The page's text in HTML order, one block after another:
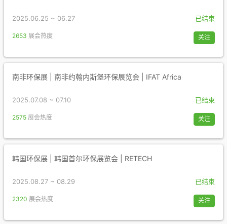
2025.06.25 ~ 06.27 已结束
2653 展会热度 关注
南非环保展 | 南非约翰内斯堡环保展览会 | IFAT Africa
2025.07.08 ~ 07.10 已结束
2575 展会热度 关注
韩国环保展 | 韩国首尔环保展览会 | RETECH
2025.08.27 ~ 08.29 已结束
2320 展会热度 关注